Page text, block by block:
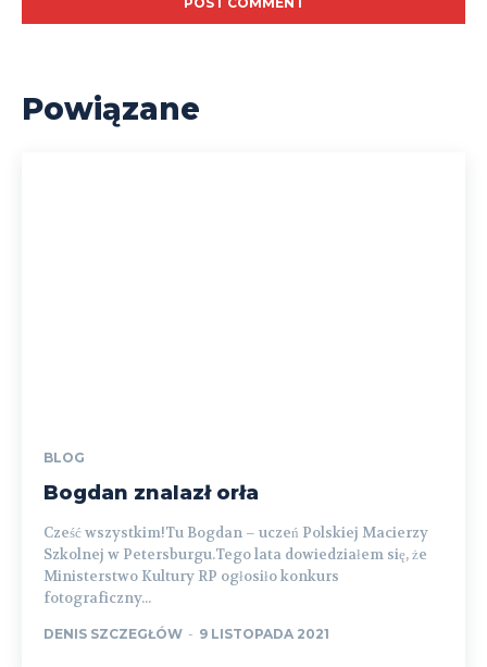
Powiązane
BLOG
Bogdan znalazł orła
Cześć wszystkim!Tu Bogdan – uczeń Polskiej Macierzy
Szkolnej w Petersburgu.Tego lata dowiedziałem się, że
Ministerstwo Kultury RP ogłosiło konkurs
fotograficzny...
DENIS SZCZEGŁÓW - 9 LISTOPADA 2021